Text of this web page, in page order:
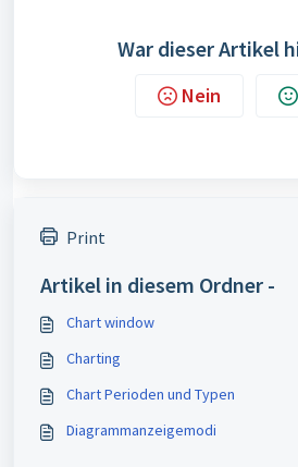
War dieser Artikel
Nein
Print
Artikel in diesem Ordner -
Chart window
Charting
Chart Perioden und Typen
Diagrammanzeigemodi